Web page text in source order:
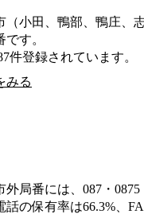
（小田、鴨部、鴨庄、
す。
件登録されています。
みる
局番には、087・0875
の保有率は66.3%、